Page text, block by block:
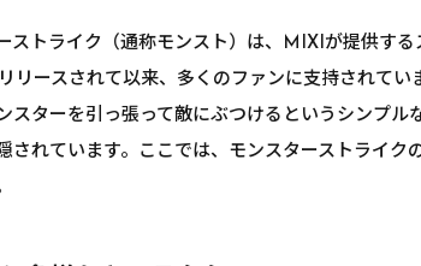
ストライク（通称モンスト）は、MIXIが提供す
リースされて以来、多くのファンに支持されて
スターを引っ張って敵にぶつけるというシンプル
されています。ここでは、モンスターストライク